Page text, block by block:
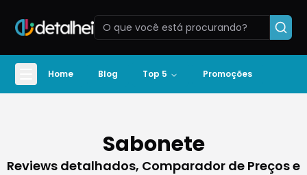
Home Blog Top 5 Promoções
Sabonete
Reviews detalhados, Comparador de Preços e